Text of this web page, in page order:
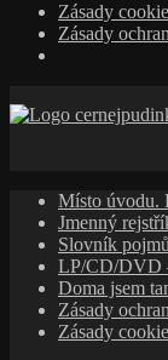
Zásady
Zásady
k
Místo úvodu.
Jmenný
Slovník
LP/CD/DVD
Doma jsem
Zásady
Zásady